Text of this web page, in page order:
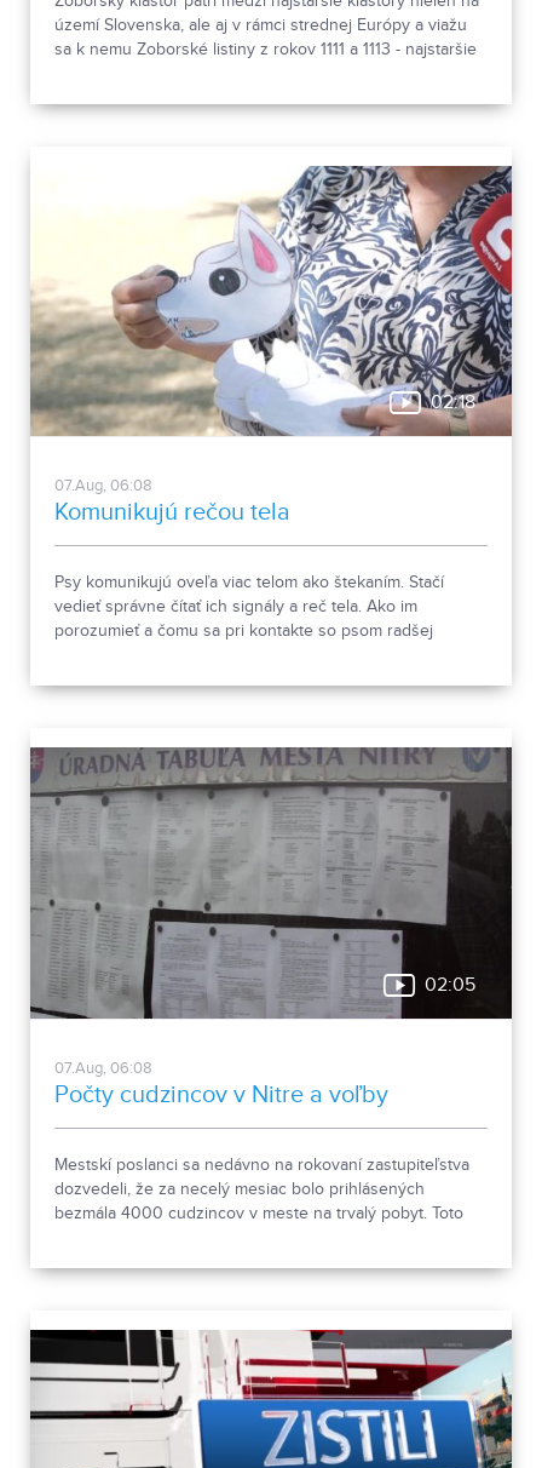
území Slovenska, ale aj v rámci strednej Európy a viažu
sa k nemu Zoborské listiny z rokov 1111 a 1113 - najstaršie
02:18
07.Aug, 06:08
Komunikujú rečou tela
Psy komunikujú oveľa viac telom ako štekaním. Stačí
vedieť správne čítať ich signály a reč tela. Ako im
porozumieť a čomu sa pri kontakte so psom radšej
02:05
07.Aug, 06:08
Počty cudzincov v Nitre a voľby
Mestskí poslanci sa nedávno na rokovaní zastupiteľstva
dozvedeli, že za necelý mesiac bolo prihlásených
bezmála 4000 cudzincov v meste na trvalý pobyt. Toto